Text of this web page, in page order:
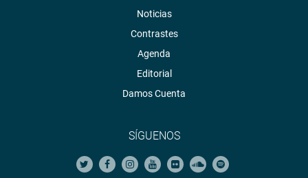
Noticias
Contrastes
Agenda
Editorial
Damos Cuenta
SÍGUENOS